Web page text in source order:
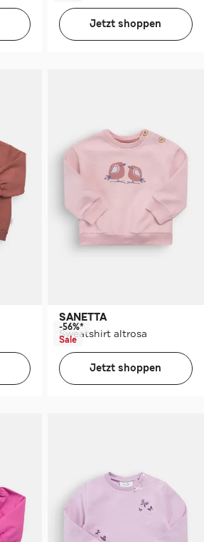
Jetzt shoppen
SANETTA
Sweatshirt altrosa
-56%*
Sale
Jetzt shoppen